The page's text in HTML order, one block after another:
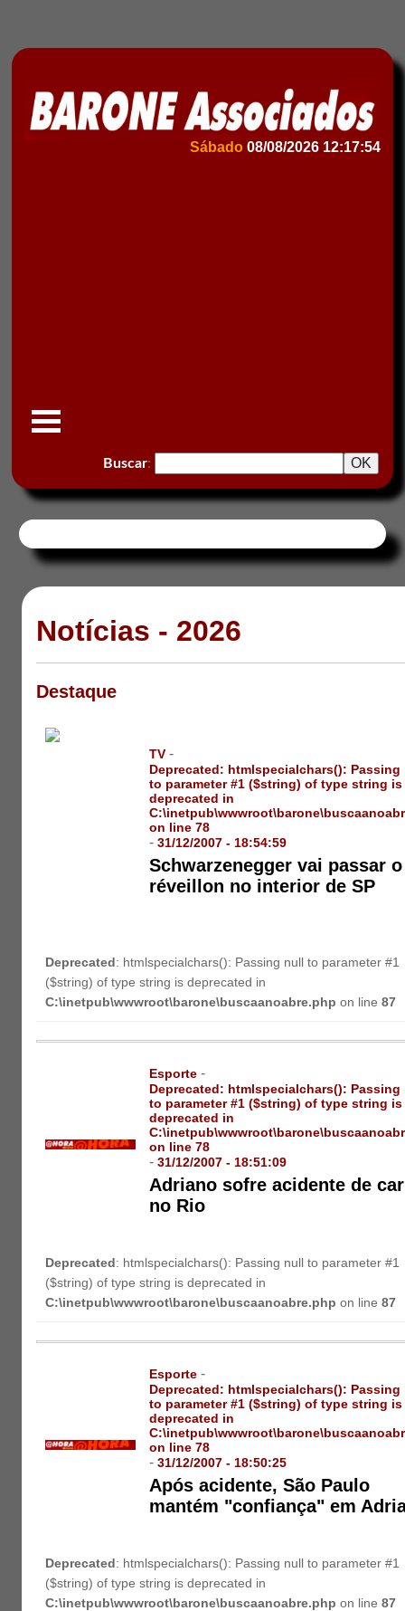
Sábado 08/08/2026 12:17:54
Buscar:
Notícias - 2026
Destaque
TV -
Deprecated: htmlspecialchars(): Passing
to parameter #1 ($string) of type string is
deprecated in
on line78
-31/12/2007 - 18:54:59
Schwarzenegger vai passar o
réveillon no interior de SP
Deprecated: htmlspecialchars(): Passing null to parameter #1
($string) of type string is deprecated in
C:\inetpub\wwwroot\barone\buscaanoabre.php on line87
Esporte -
Deprecated: htmlspecialchars(): Passing
to parameter #1 ($string) of type string is
deprecated in
on line78
-31/12/2007 - 18:51:09
Adriano sofre acidente de
no Rio
Deprecated: htmlspecialchars(): Passing null to parameter #1
($string) of type string is deprecated in
C:\inetpub\wwwroot\barone\buscaanoabre.php on line87
Esporte -
Deprecated: htmlspecialchars(): Passing
to parameter #1 ($string) of type string is
deprecated in
on line78
-31/12/2007 - 18:50:25
Após acidente, São Paulo
mantém "confiança" em
Deprecated: htmlspecialchars(): Passing null to parameter #1
($string) of type string is deprecated in
C:\inetpub\wwwroot\barone\buscaanoabre.php on line87